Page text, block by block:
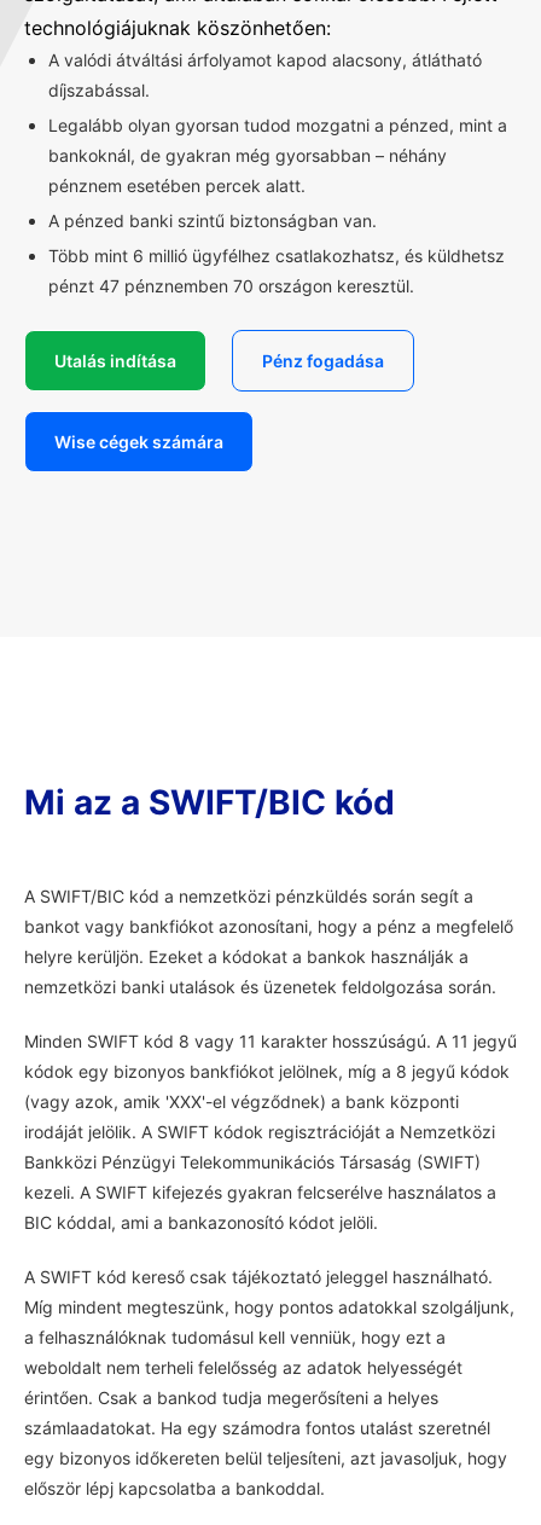
technológiájuknak köszönhetően:
A valódi átváltási árfolyamot kapod alacsony, átlátható
díjszabással.
Legalább olyan gyorsan tudod mozgatni a pénzed, mint a
bankoknál, de gyakran még gyorsabban – néhány
pénznem esetében percek alatt.
A pénzed banki szintű biztonságban van.
Több mint 6 millió ügyfélhez csatlakozhatsz, és küldhetsz
pénzt 47 pénznemben 70 országon keresztül.
Utalás indítása Pénz fogadása
Wise cégek számára
Mi az a SWIFT/BIC kód
A SWIFT/BIC kód a nemzetközi pénzküldés során segít a
bankot vagy bankfiókot azonosítani, hogy a pénz a megfelelő
helyre kerüljön. Ezeket a kódokat a bankok használják a
nemzetközi banki utalások és üzenetek feldolgozása során.
Minden SWIFT kód 8 vagy 11 karakter hosszúságú. A 11 jegyű
kódok egy bizonyos bankfiókot jelölnek, míg a 8 jegyű kódok
(vagy azok, amik 'XXX'-el végződnek) a bank központi
irodáját jelölik. A SWIFT kódok regisztrációját a Nemzetközi
Bankközi Pénzügyi Telekommunikációs Társaság (SWIFT)
kezeli. A SWIFT kifejezés gyakran felcserélve használatos a
BIC kóddal, ami a bankazonosító kódot jelöli.
A SWIFT kód kereső csak tájékoztató jeleggel használható.
Míg mindent megteszünk, hogy pontos adatokkal szolgáljunk,
a felhasználóknak tudomásul kell venniük, hogy ezt a
weboldalt nem terheli felelősség az adatok helyességét
érintően. Csak a bankod tudja megerősíteni a helyes
számlaadatokat. Ha egy számodra fontos utalást szeretnél
egy bizonyos időkereten belül teljesíteni, azt javasoljuk, hogy
először lépj kapcsolatba a bankoddal.